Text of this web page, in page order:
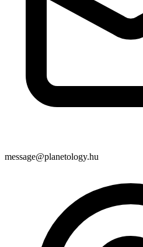
message@planetology.hu